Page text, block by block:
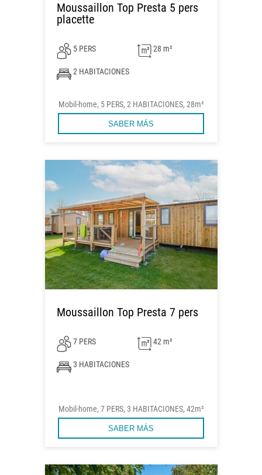
Moussaillon Top Presta 5 pers
placette
5 PERS 28 m²
2 HABITACIONES
Mobil-home, 5 PERS, 2 HABITACIONES, 28m²
SABER MÁS
Moussaillon Top Presta 7 pers
7 PERS 42 m²
3 HABITACIONES
Mobil-home, 7 PERS, 3 HABITACIONES, 42m²
SABER MÁS